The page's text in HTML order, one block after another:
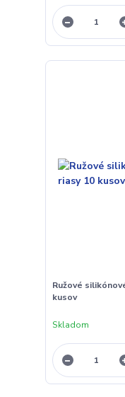
Ružové
kusov
Skladom